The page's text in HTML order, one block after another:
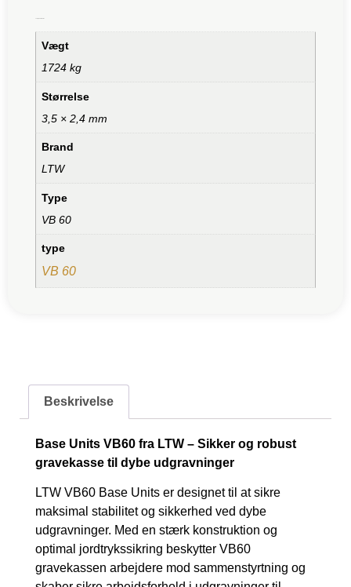
Vægt
1724 kg
Størrelse
3,5 × 2,4 mm
Brand
LTW
Type
VB 60
type
VB 60
Beskrivelse
Base Units VB60 fra LTW – Sikker og robust
gravekasse til dybe udgravninger
LTW VB60 Base Units er designet til at sikre
maksimal stabilitet og sikkerhed ved dybe
udgravninger. Med en stærk konstruktion og
optimal jordtrykssikring beskytter VB60
gravekassen arbejdere mod sammenstyrtning og